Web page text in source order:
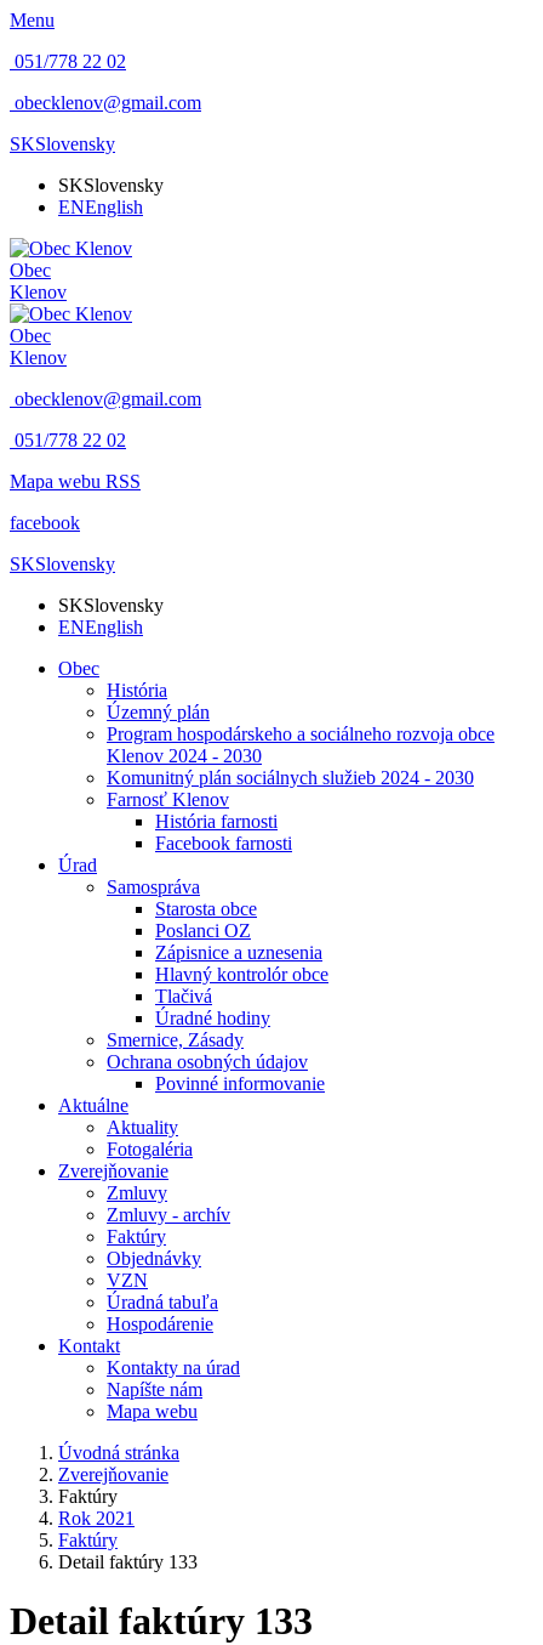
Menu
051/778 22 02
obecklenov@gmail.com
SKSlovensky
SKSlovensky
ENEnglish
Obec
Klenov
Obec
Klenov
obecklenov@gmail.com
051/778 22 02
Mapa webu RSS
facebook
SKSlovensky
SKSlovensky
ENEnglish
Obec
História
Územný plán
Program hospodárskeho a sociálneho rozvoja obce
Klenov 2024 - 2030
Komunitný plán sociálnych služieb 2024 - 2030
Farnosť Klenov
História farnosti
Facebook farnosti
Úrad
Samospráva
Starosta obce
Poslanci OZ
Zápisnice a uznesenia
Hlavný kontrolór obce
Tlačivá
Úradné hodiny
Smernice, Zásady
Ochrana osobných údajov
Povinné informovanie
Aktuálne
Aktuality
Fotogaléria
Zverejňovanie
Zmluvy
Zmluvy - archív
Faktúry
Objednávky
VZN
Úradná tabuľa
Hospodárenie
Kontakt
Kontakty na úrad
Napíšte nám
Mapa webu
Úvodná stránka
Zverejňovanie
Faktúry
Rok 2021
Faktúry
Detail faktúry 133
Detail faktúry 133